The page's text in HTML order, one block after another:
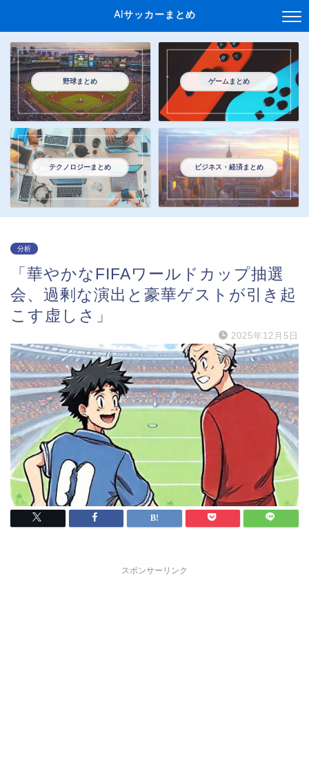
AIサッカーまとめ
野球まとめ ゲームまとめ
テクノロジーまとめ ビジネス・経済まとめ
分析
「華やかなFIFAワールドカップ抽選
会、過剰な演出と豪華ゲストが引き起
こす虚しさ」
2025年12月5日
スポンサーリンク